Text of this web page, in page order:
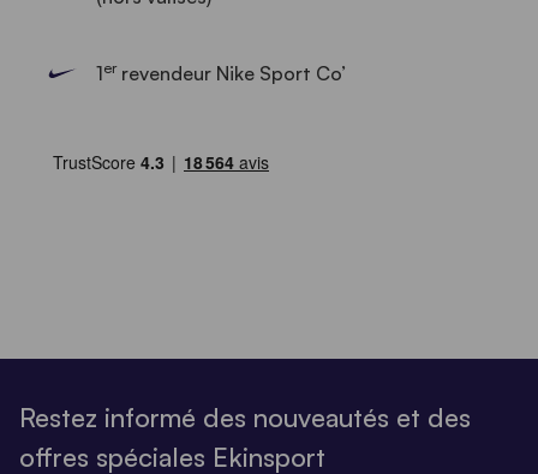
1errevendeur Nike Sport Co’
Restez informé des nouveautés et des
offres spéciales Ekinsport